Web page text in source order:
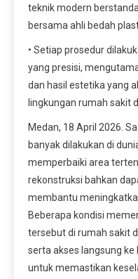
teknik modern
bersama ahli bedah
• Setiap prosedur
yang presisi,
dan hasil estetika yang
lingkungan rumah sakit
Medan, 18 April 2026.
banyak dilakukan di
memperbaiki area
rekonstruksi bahkan
membantu
Beberapa kondisi
tersebut di rumah sakit
serta akses langsung
untuk memastikan